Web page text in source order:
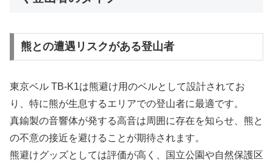
熊との遭遇リスクがある登山者
東京ベル TB-K1は熊避け用のベルとして設計されてお
り、特に熊が生息するエリアでの登山者に最適です。
真鍮製の音響体が発する高音は周囲に存在を知らせ、熊と
の不意の接近を避けることが期待されます。
熊避けグッズとしては評価が高く、国立公園や自然保護区